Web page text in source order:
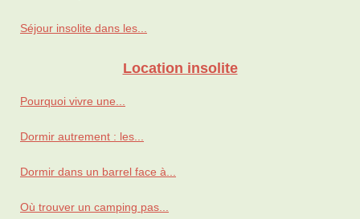
Séjour insolite dans les...
Location insolite
Pourquoi vivre une...
Dormir autrement : les...
Dormir dans un barrel face à...
Où trouver un camping pas...